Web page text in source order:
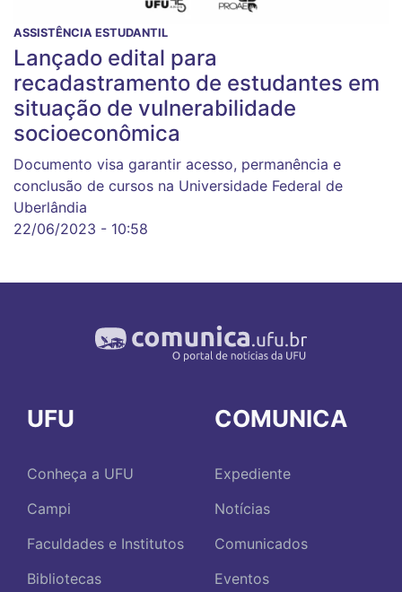
ASSISTÊNCIA ESTUDANTIL
Lançado edital para
recadastramento de estudantes em
situação de vulnerabilidade
socioeconômica
Documento visa garantir acesso, permanência e
conclusão de cursos na Universidade Federal de
Uberlândia
22/06/2023 - 10:58
UFU
Conheça a UFU
Campi
Faculdades e Institutos
Bibliotecas
COMUNICA
Expediente
Notícias
Comunicados
Eventos